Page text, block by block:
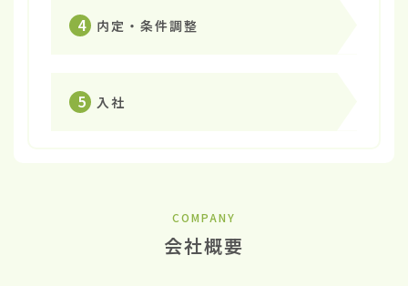
4 内定・条件調整
5 入社
COMPANY
会社概要